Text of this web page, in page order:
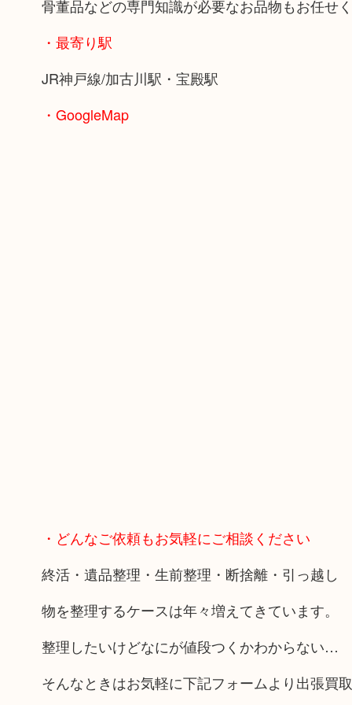
骨董品などの専門知識が必要なお品物もお任せ
・最寄り駅
JR神戸線/加古川駅・宝殿駅
・GoogleMap
・どんなご依頼もお気軽にご相談ください
終活・遺品整理・生前整理・断捨離・引っ越し
物を整理するケースは年々増えてきています。
整理したいけどなにが値段つくかわからない…
そんなときはお気軽に下記フォームより出張買